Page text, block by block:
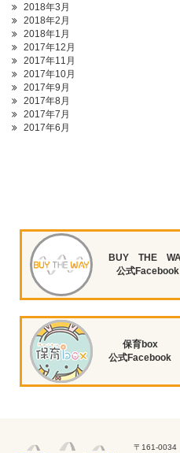
2018年3月
2018年2月
2018年1月
2017年12月
2017年11月
2017年10月
2017年9月
2017年8月
2017年7月
2017年6月
BUY THE
公式Facebook
保育box
公式Facebook
〒161-0034